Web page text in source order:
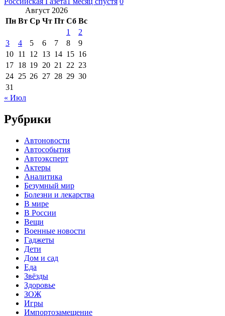
Август 2026
Пн Вт Ср Чт Пт Сб Вс
1
2
3
4 5 6 7 8
9
10 11 12 13 14 15 16
17 18 19 20 21 22 23
24 25 26 27 28 29 30
31
« Июл
Рубрики
Автоновости
Автособытия
Автоэксперт
Актеры
Аналитика
Безумный мир
Болезни и лекарства
В мире
В России
Вещи
Военные новости
Гаджеты
Дети
Дом и сад
Еда
Звёзды
Здоровье
ЗОЖ
Игры
Импортозамещение